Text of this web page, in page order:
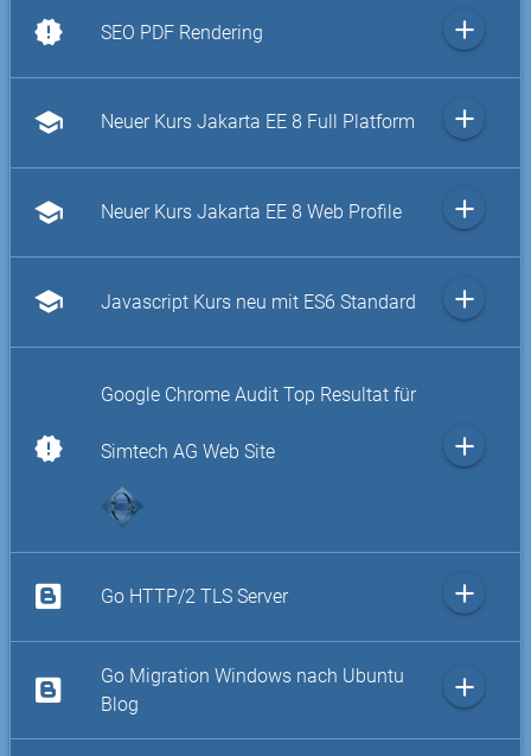
new_releases SEO PDF Rendering add
school Neuer Kurs Jakarta EE 8 Full Platform add
school Neuer Kurs Jakarta EE 8 Web Profile add
school Javascript Kurs neu mit ES6 Standard add
new_releases
Google Chrome Audit Top Resultat für
Simtech AG Web Site add
Go HTTP/2 TLS Server add
Go Migration Windows nach Ubuntu
Blog
add